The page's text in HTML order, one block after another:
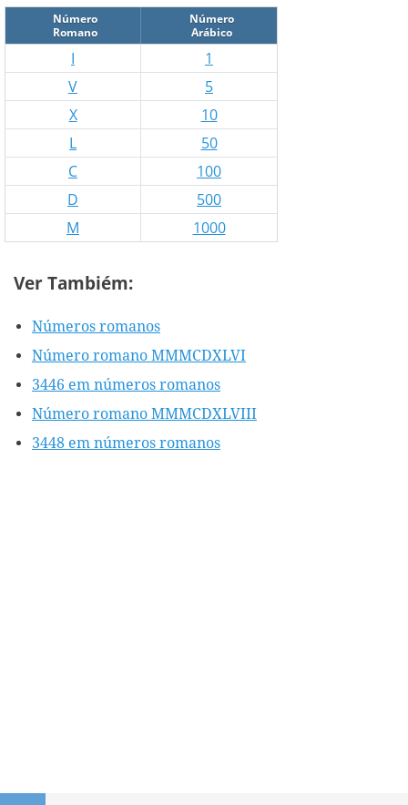
Número
Romano
Número
Arábico
I
1
V
5
X
10
L
50
C
100
D
500
M
1000
Ver Tambiém:
Números romanos
Número romano MMMCDXLVI
3446 em números romanos
Número romano MMMCDXLVIII
3448 em números romanos